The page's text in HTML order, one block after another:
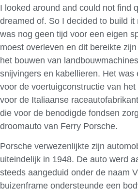
I looked around and could not find
dreamed of. So I decided to build it
was nog geen tijd voor een eigen
moest overleven en dit bereikte
het bouwen van
snijvingers en kabellieren. Het was
voor de voertuigconstructie van
voor de Italiaanse
die voor de benodigde fondsen
droomauto van Ferry Porsche.
Porsche verwezenlijkte zijn
uiteindelijk in 1948. De auto werd
steeds aangeduid onder de naam
buizenframe ondersteunde een